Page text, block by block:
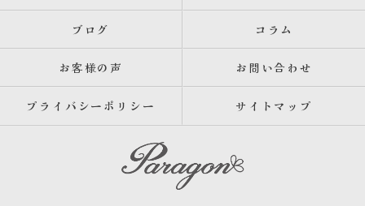
ブログ コラム
お客様の声 お問い合わせ
プライバシーポリシー サイトマップ